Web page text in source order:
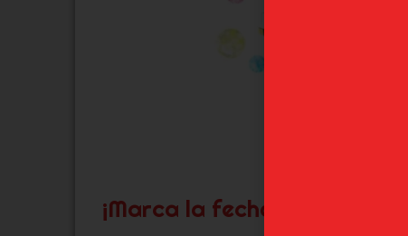
¡Marca la fecha y